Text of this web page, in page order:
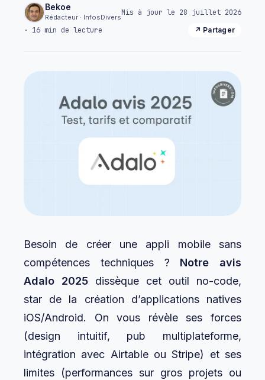
Bekoe
Rédacteur · InfosDiversMis à jour le 28 juillet 2026
· 16 min de lecture
↗ Partager
Besoin de créer une appli mobile sans
compétences techniques ? Notre avis
Adalo 2025 dissèque cet outil no-code,
star de la création d’applications natives
iOS/Android. On vous révèle ses forces
(design intuitif, pub multiplateforme,
intégration avec Airtable ou Stripe) et ses
limites (performances sur gros projets ou